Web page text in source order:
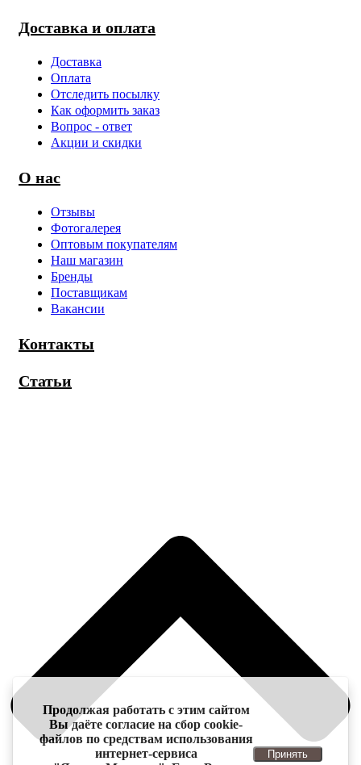
Доставка и оплата
Доставка
Оплата
Отследить посылку
Как оформить заказ
Вопрос - ответ
Акции и скидки
О нас
Отзывы
Фотогалерея
Оптовым покупателям
Наш магазин
Бренды
Поставщикам
Вакансии
Контакты
Статьи
Продолжая работать с этим сайтом
Вы даёте согласие на сбор cookie-
файлов по средствам использования
интернет-сервиса
Принять